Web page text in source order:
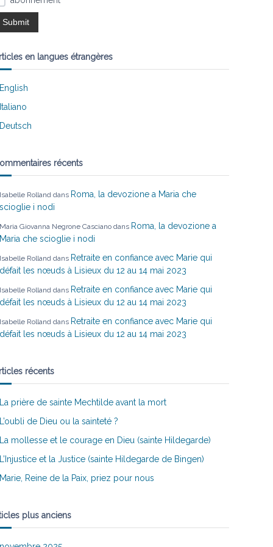
en langues étrangères
English
Italiano
Deutsch
récents
Isabelle Rolland dans Roma, la devozione a Maria che
scioglie i nodi
Maria Giovanna Negrone Casciano dans Roma, la devozione a
Maria che scioglie i nodi
Isabelle Rolland dans Retraite en confiance avec Marie qui
défait les nœuds à Lisieux du 12 au 14 mai 2023
Isabelle Rolland dans Retraite en confiance avec Marie qui
défait les nœuds à Lisieux du 12 au 14 mai 2023
Isabelle Rolland dans Retraite en confiance avec Marie qui
défait les nœuds à Lisieux du 12 au 14 mai 2023
récents
La prière de sainte Mechtilde avant la mort
L’oubli de Dieu ou la sainteté ?
La mollesse et le courage en Dieu (sainte Hildegarde)
L’Injustice et la Justice (sainte Hildegarde de Bingen)
Marie, Reine de la Paix, priez pour nous
plus anciens